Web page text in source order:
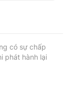
có sự chấp
phát hành lại